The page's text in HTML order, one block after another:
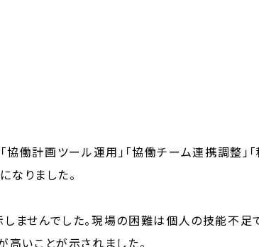
協働計画ツール運用」「協働チーム連携調整」「
なりました。
せんでした。現場の困難は個人の技能不足で
いことが示されました。